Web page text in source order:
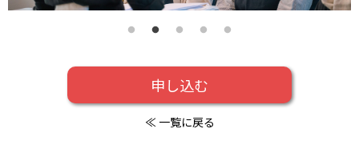
申し込む
≪ 一覧に戻る